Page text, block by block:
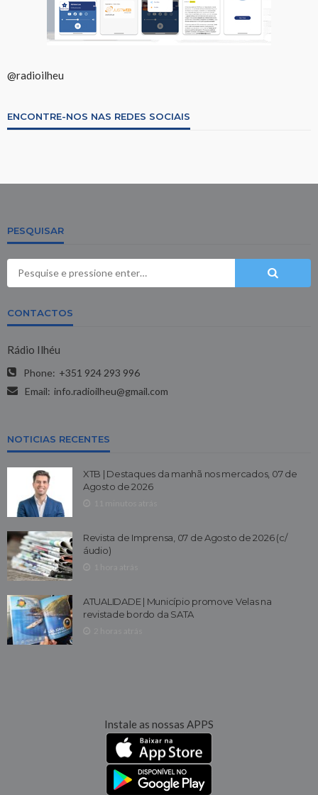
@radioilheu
ENCONTRE-NOS NAS REDES SOCIAIS
PESQUISAR
CONTACTOS
Rádio Ilhéu
Phone: +351 924 293 996
Email: info.radioilheu@gmail.com
NOTICIAS RECENTES
XTB | Destaques da manhã nos mercados, 07 de
Agosto de 2026
Revista de Imprensa, 07 de Agosto de 2026 (c/
áudio)
ATUALIDADE | Município promove Velas na
revistade bordo da SATA
Instale as nossas APPS